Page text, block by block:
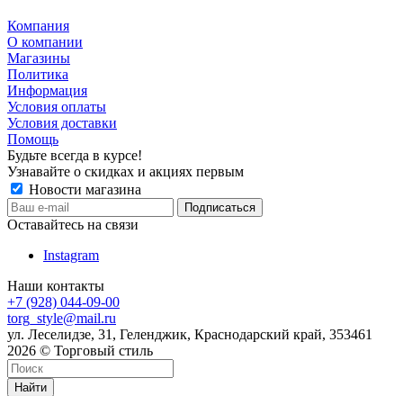
Компания
О компании
Магазины
Политика
Информация
Условия оплаты
Условия доставки
Помощь
Будьте всегда в курсе!
Узнавайте о скидках и акциях первым
Новости магазина
Оставайтесь на связи
Instagram
Наши контакты
+7 (928) 044-09-00
torg_style@mail.ru
ул. Леселидзе, 31, Геленджик, Краснодарский край, 353461
2026 © Торговый стиль
Найти